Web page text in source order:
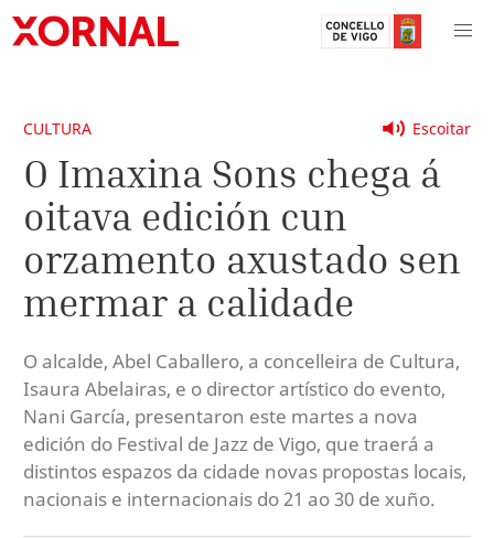
Escoitar
CULTURA
O Imaxina Sons chega á
oitava edición cun
orzamento axustado sen
mermar a calidade
O alcalde, Abel Caballero, a concelleira de Cultura,
Isaura Abelairas, e o director artístico do evento,
Nani García, presentaron este martes a nova
edición do Festival de Jazz de Vigo, que traerá a
distintos espazos da cidade novas propostas locais,
nacionais e internacionais do 21 ao 30 de xuño.